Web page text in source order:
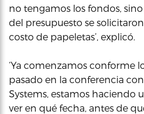
no tengamos los fondos,
del presupuesto se
costo de papeletas’, explicó.
‘Ya comenzamos conforme
pasado en la conferencia
Systems, estamos haciendo
ver en qué fecha, antes de